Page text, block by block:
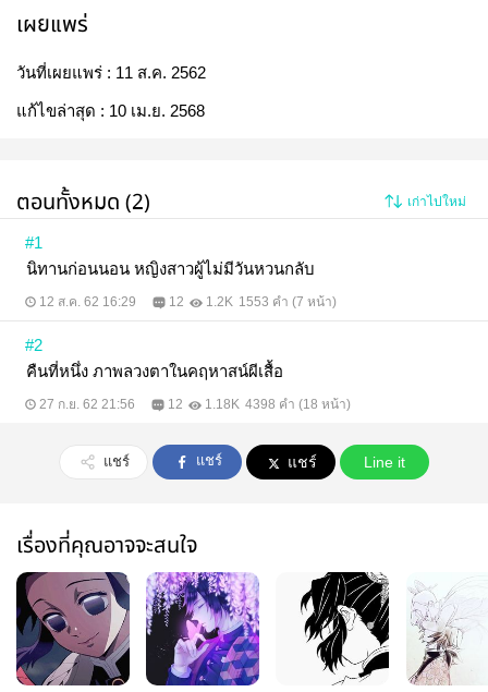
เผยแพร่
วันที่เผยแพร่ : 11 ส.ค. 2562
แก้ไขล่าสุด : 10 เม.ย. 2568
ตอนทั้งหมด (2) เก่าไปใหม่
#1
นิทานก่อนนอน หญิงสาวผู้ไม่มีวันหวนกลับ
12 ส.ค. 62 16:29 12 1.2K 1553 คำ (7 หน้า)
#2
คืนที่หนึ่ง ภาพลวงตาในคฤหาสน์ผีเสื้อ
27 ก.ย. 62 21:56 12 1.18K 4398 คำ (18 หน้า)
แชร์ แชร์ แชร์ Line it
เรื่องที่คุณอาจจะสนใจ